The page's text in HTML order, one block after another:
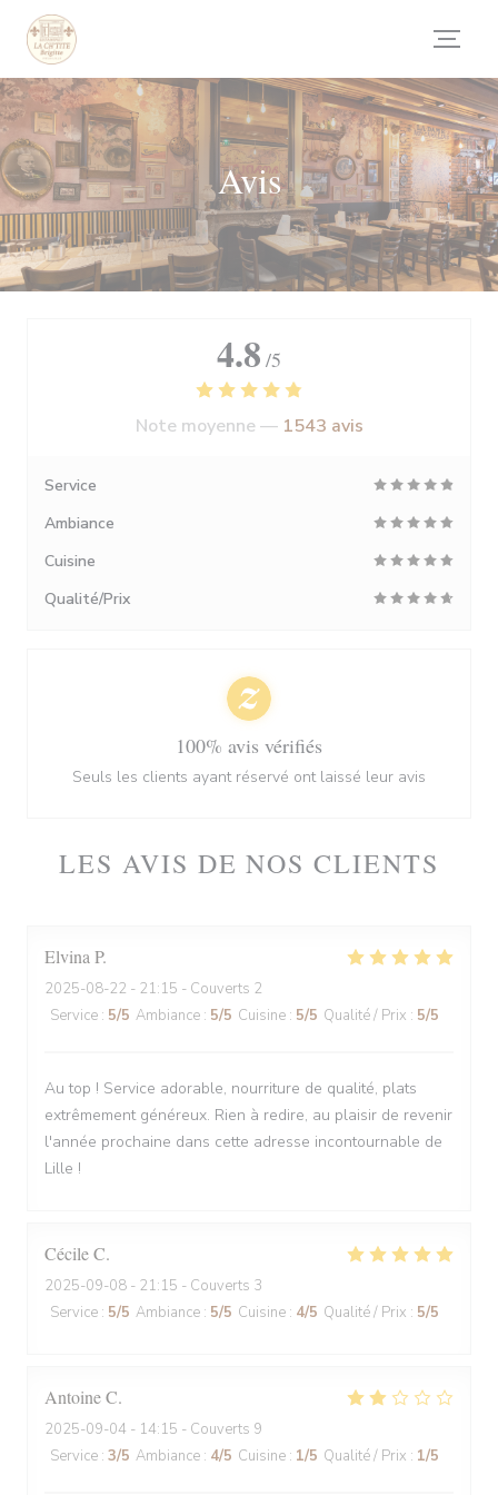
Personnalisation de vos choix en matière de cookies
Avis
LES AVIS DE NOS CLIENTS
Elvina P
2025-08-22 - 21:15 - Couverts 2
Service : 5/5 Ambiance : 5/5 Cuisine : 5/5 Qualité / Prix : 5/5
Au top ! Service adorable, nourriture de qualité, plats
extrêmement généreux. Rien à redire, au plaisir de revenir
l'année prochaine dans cette adresse incontournable de
Lille !
CécileC
2025-09-08 - 21:15 - Couverts 3
Service : 5/5 Ambiance : 5/5 Cuisine : 4/5 Qualité / Prix : 5/5
AntoineC
2025-09-04 - 14:15 - Couverts 9
Service : 3/5 Ambiance : 4/5 Cuisine : 1/5 Qualité / Prix : 1/5
4.8 /5
Note moyenne — 1543 avis
Service
Ambiance
Cuisine
Qualité/Prix
100% avis vérifiés
Seuls les clients ayant réservé ont laissé leur avis